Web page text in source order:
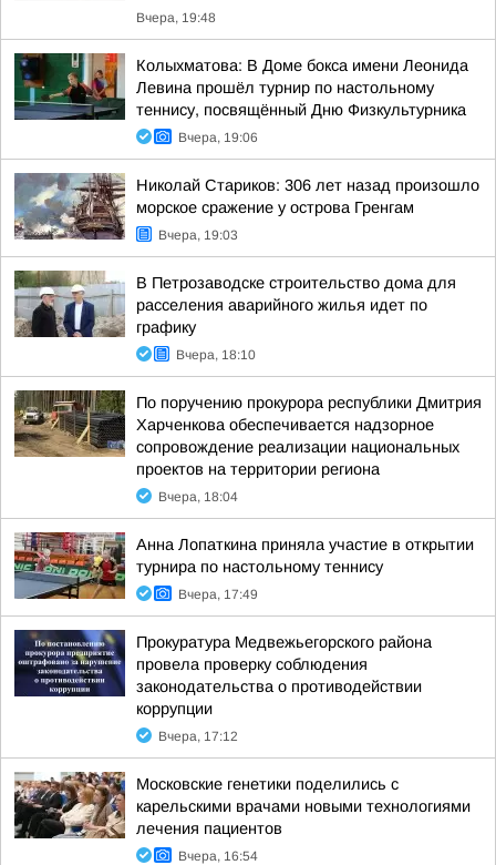
Вчера, 19:48
Колыхматова: В Доме бокса имени Леонида
Левина прошёл турнир по настольному
теннису, посвящённый Дню Физкультурника
Вчера, 19:06
Николай Стариков: 306 лет назад произошло
морское сражение у острова Гренгам
Вчера, 19:03
В Петрозаводске строительство дома для
расселения аварийного жилья идет по
графику
Вчера, 18:10
По поручению прокурора республики Дмитрия
Харченкова обеспечивается надзорное
сопровождение реализации национальных
проектов на территории региона
Вчера, 18:04
Анна Лопаткина приняла участие в открытии
турнира по настольному теннису
Вчера, 17:49
Прокуратура Медвежьегорского района
провела проверку соблюдения
законодательства о противодействии
коррупции
Вчера, 17:12
Московские генетики поделились с
карельскими врачами новыми технологиями
лечения пациентов
Вчера, 16:54